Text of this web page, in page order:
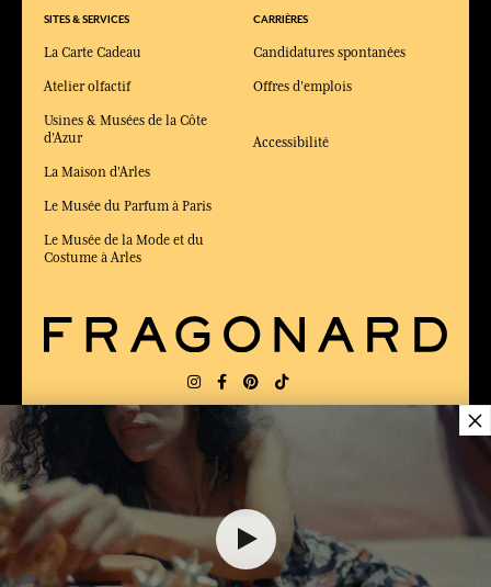
SITES & SERVICES
La Carte Cadeau
Atelier olfactif
Usines & Musées de la Côte
d'Azur
La Maison d'Arles
Le Musée du Parfum à Paris
Le Musée de la Mode et du
Costume à Arles
CARRIÈRES
Candidatures spontanées
Offres d'emplois
Accessibilité
FR
×